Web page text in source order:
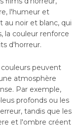
l'humeur et
au noir et blanc, qui
la couleur renforce
d'horreur.
couleurs peuvent
atmosphère
Par exemple,
profonds ou les
tandis que les
et l'ombre créent